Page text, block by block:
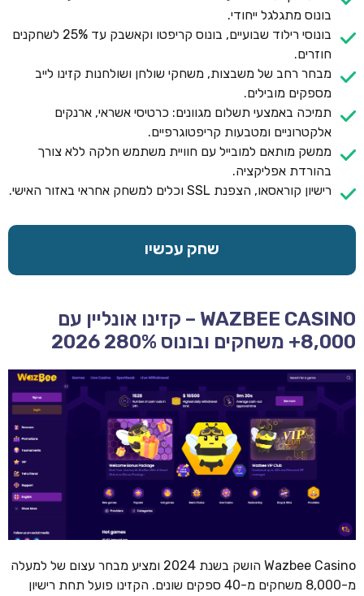
בונוס מתגלגל ייחודי.
בונוסי רילוד שבועיים, בונוס קריפטו וקאשבק עד 25% לשחקנים
חוזרים.
מבחר רחב של משבצות, משחקי שולחן ושולחנות קזינו לייב
מספקים מובילים.
תמיכה באמצעי תשלום מגוונים: כרטיסי אשראי, ארנקים
אלקטרוניים ומטבעות קריפטוגרפיים.
ממשק מותאם למובייל עם חוויית משתמש חלקה ללא צורך
בהורדת אפליקציה.
רישיון קוראסאו, הצפנת SSL וכלים למשחק אחראי באזור האישי.
שחק עכשיו
WAZBEE CASINO – קזינו אונליין עם
8,000+ משחקים ובונוס 280% 2026
Wazbee Casino הושק בשנת 2024 ומציע מבחר עצום של למעלה
מ-8,000 משחקים מ-40 ספקים שונים. הקזינו פועל תחת רישיון